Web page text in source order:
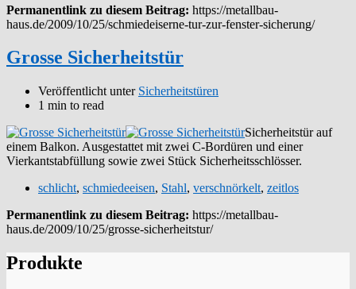
Permanentlink zu diesem Beitrag: https://metallbau-
haus.de/2009/10/25/schmiedeiserne-tur-zur-fenster-sicherung/
Grosse Sicherheitstür
Veröffentlicht unter Sicherheitstüren
1 min to read
Sicherheitstür auf
einem Balkon. Ausgestattet mit zwei C-Bordüren und einer
Vierkantstabfüllung sowie zwei Stück Sicherheitsschlösser.
schlicht, schmiedeeisen, Stahl, verschnörkelt, zeitlos
Permanentlink zu diesem Beitrag: https://metallbau-
haus.de/2009/10/25/grosse-sicherheitstur/
Produkte